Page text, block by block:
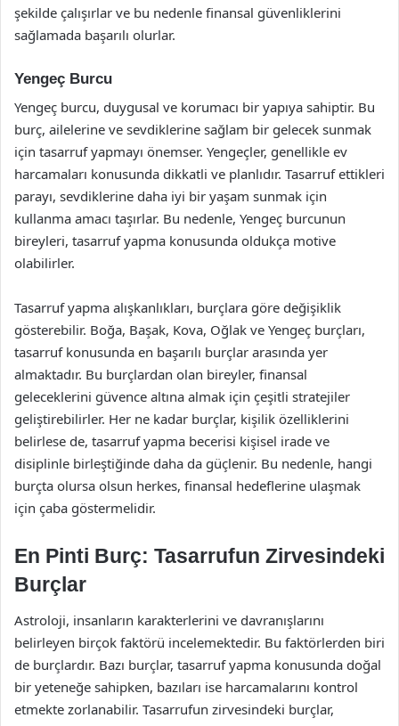
şekilde çalışırlar ve bu nedenle finansal güvenliklerini
sağlamada başarılı olurlar.
Yengeç Burcu
Yengeç burcu, duygusal ve korumacı bir yapıya sahiptir. Bu
burç, ailelerine ve sevdiklerine sağlam bir gelecek sunmak
için tasarruf yapmayı önemser. Yengeçler, genellikle ev
harcamaları konusunda dikkatli ve planlıdır. Tasarruf ettikleri
parayı, sevdiklerine daha iyi bir yaşam sunmak için
kullanma amacı taşırlar. Bu nedenle, Yengeç burcunun
bireyleri, tasarruf yapma konusunda oldukça motive
olabilirler.
Tasarruf yapma alışkanlıkları, burçlara göre değişiklik
gösterebilir. Boğa, Başak, Kova, Oğlak ve Yengeç burçları,
tasarruf konusunda en başarılı burçlar arasında yer
almaktadır. Bu burçlardan olan bireyler, finansal
geleceklerini güvence altına almak için çeşitli stratejiler
geliştirebilirler. Her ne kadar burçlar, kişilik özelliklerini
belirlese de, tasarruf yapma becerisi kişisel irade ve
disiplinle birleştiğinde daha da güçlenir. Bu nedenle, hangi
burçta olursa olsun herkes, finansal hedeflerine ulaşmak
için çaba göstermelidir.
En Pinti Burç: Tasarrufun Zirvesindeki
Burçlar
Astroloji, insanların karakterlerini ve davranışlarını
belirleyen birçok faktörü incelemektedir. Bu faktörlerden biri
de burçlardır. Bazı burçlar, tasarruf yapma konusunda doğal
bir yeteneğe sahipken, bazıları ise harcamalarını kontrol
etmekte zorlanabilir. Tasarrufun zirvesindeki burçlar,